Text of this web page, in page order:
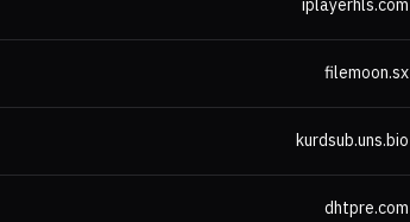
iplayerhls.com
filemoon.sx
kurdsub.uns.bio
dhtpre.com